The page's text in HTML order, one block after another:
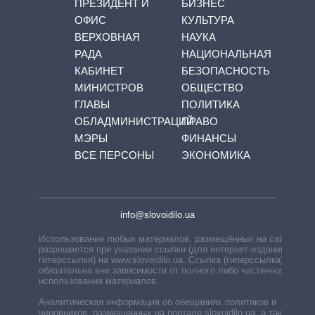
ПРЕЗИДЕНТ И
ОФИС
ВЕРХОВНАЯ
РАДА
КАБИНЕТ
МИНИСТРОВ
ГЛАВЫ
ОБЛАДМИНИСТРАЦИЙ
МЭРЫ
ВСЕ ПЕРСОНЫ
БИЗНЕС
КУЛЬТУРА
НАУКА
НАЦИОНАЛЬНАЯ
БЕЗОПАСНОСТЬ
ОБЩЕСТВО
ПОЛИТИКА
ПРАВО
ФИНАНСЫ
ЭКОНОМИКА
info@slovoidilo.ua
Использование любых материалов, размещённых на сайте,
разрешается при указании ссылки (для интернет-изданий —
гиперссылки) на www.slovoidilo.ua. Ссылка (гиперссылка)
обязательна вне зависимости от полного либо частичного
использования материалов.
Аналитическая информация об обещаниях политиков и
чиновников, размещенных на портале slovoidilo.ua, а также